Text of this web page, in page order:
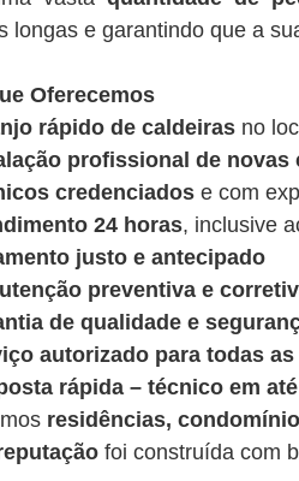
longas e garantindo que a
Oferecemos
rápido de caldeiras no
profissional de novas
credenciados e com
24 horas, inclusive
justo e antecipado
preventiva e
de qualidade e
autorizado para todas
rápida – técnico em
residências,
foi construída com